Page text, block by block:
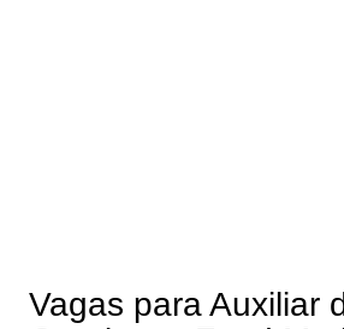
Vagas para Auxiliar